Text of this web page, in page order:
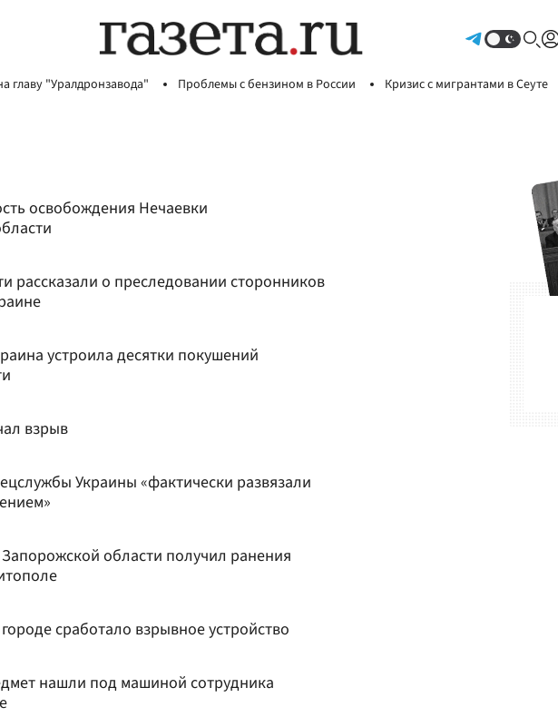
главу "Уралдронзавода" Проблемы с бензином в России Кризис с мигрантами в Сеуте
освобождения Нечаевки
рассказали о преследовании сторонников
устроила десятки покушений
взрыв
Украины «фактически развязали
области получил ранения
сработало взрывное устройство
нашли под машиной сотрудника